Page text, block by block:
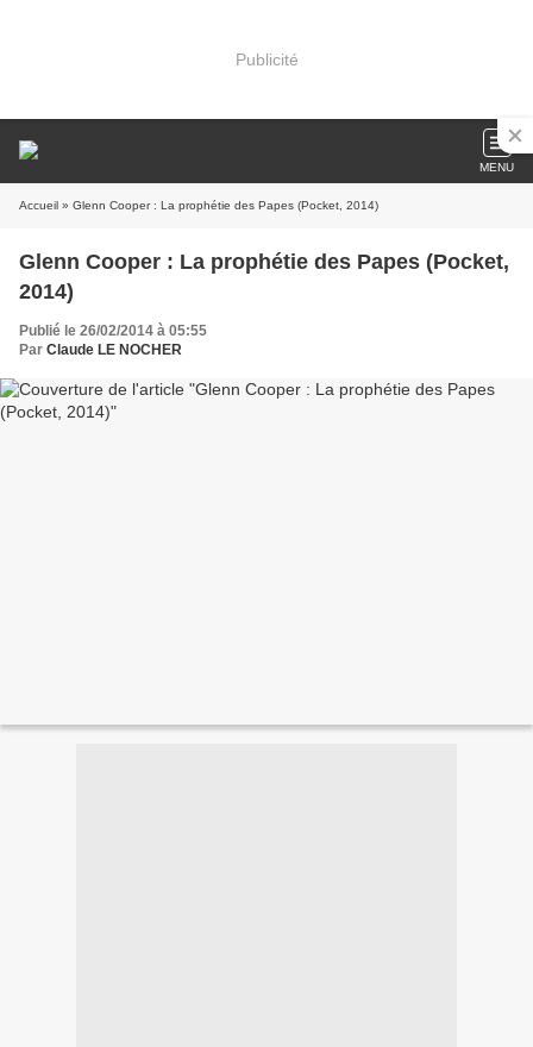
Publicité
MENU
Accueil » Glenn Cooper : La prophétie des Papes (Pocket, 2014)
Glenn Cooper : La prophétie des Papes (Pocket,
2014)
Publié le 26/02/2014 à 05:55
Par Claude LE NOCHER